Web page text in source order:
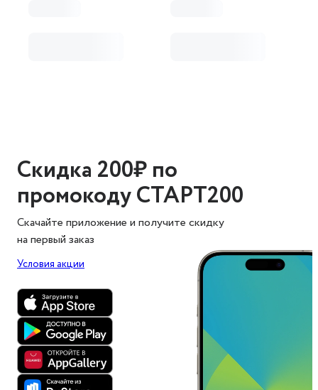
Скидка 200₽ по
промокоду СТАРТ200
Скачайте приложение и получите скидку
на первый заказ
Условия акции